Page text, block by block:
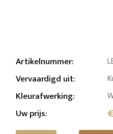
Artikelnummer:
Vervaardigd uit:
Kleurafwerking:
Uw prijs: